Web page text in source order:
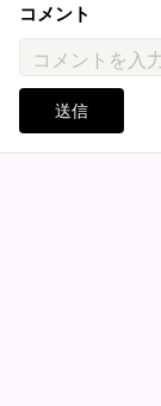
コメント
送信